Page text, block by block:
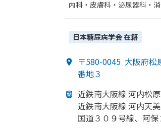
内科・​皮膚科・​泌尿器科・​
日本糖尿病学会在籍
〒580-0045 大阪府松
番地３
近鉄南大阪線 河内松原
近鉄南大阪線 河内天美
国道３０９号線、 阿保